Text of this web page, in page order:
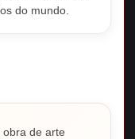
do mundo.
obra de arte